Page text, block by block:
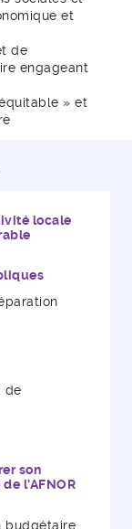
et
de
engageant
» et
locale
de
son
l'AFNOR
budgétaire